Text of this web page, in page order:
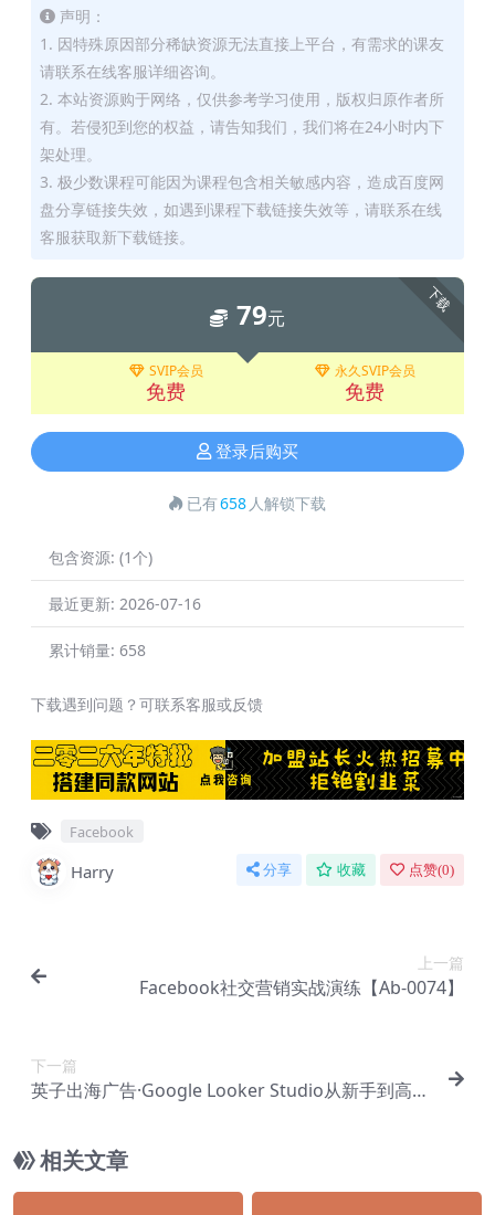
声明：
1. 因特殊原因部分稀缺资源无法直接上平台，有需求的课友
请联系在线客服详细咨询。
2. 本站资源购于网络，仅供参考学习使用，版权归原作者所
有。若侵犯到您的权益，请告知我们，我们将在24小时内下
架处理。
3. 极少数课程可能因为课程包含相关敏感内容，造成百度网
盘分享链接失效，如遇到课程下载链接失效等，请联系在线
客服获取新下载链接。
下载
79元
SVIP会员
免费
永久SVIP会员
免费
登录后购买
已有658 人解锁下载
包含资源: (1个)
最近更新: 2026-07-16
累计销量: 658
下载遇到问题？可联系客服或反馈
Facebook
Harry 分享 收藏 点赞(0)
上一篇
Facebook社交营销实战演练【Ab-0074】
下一篇
英子出海广告·Google Looker Studio从新手到高手
相关文章